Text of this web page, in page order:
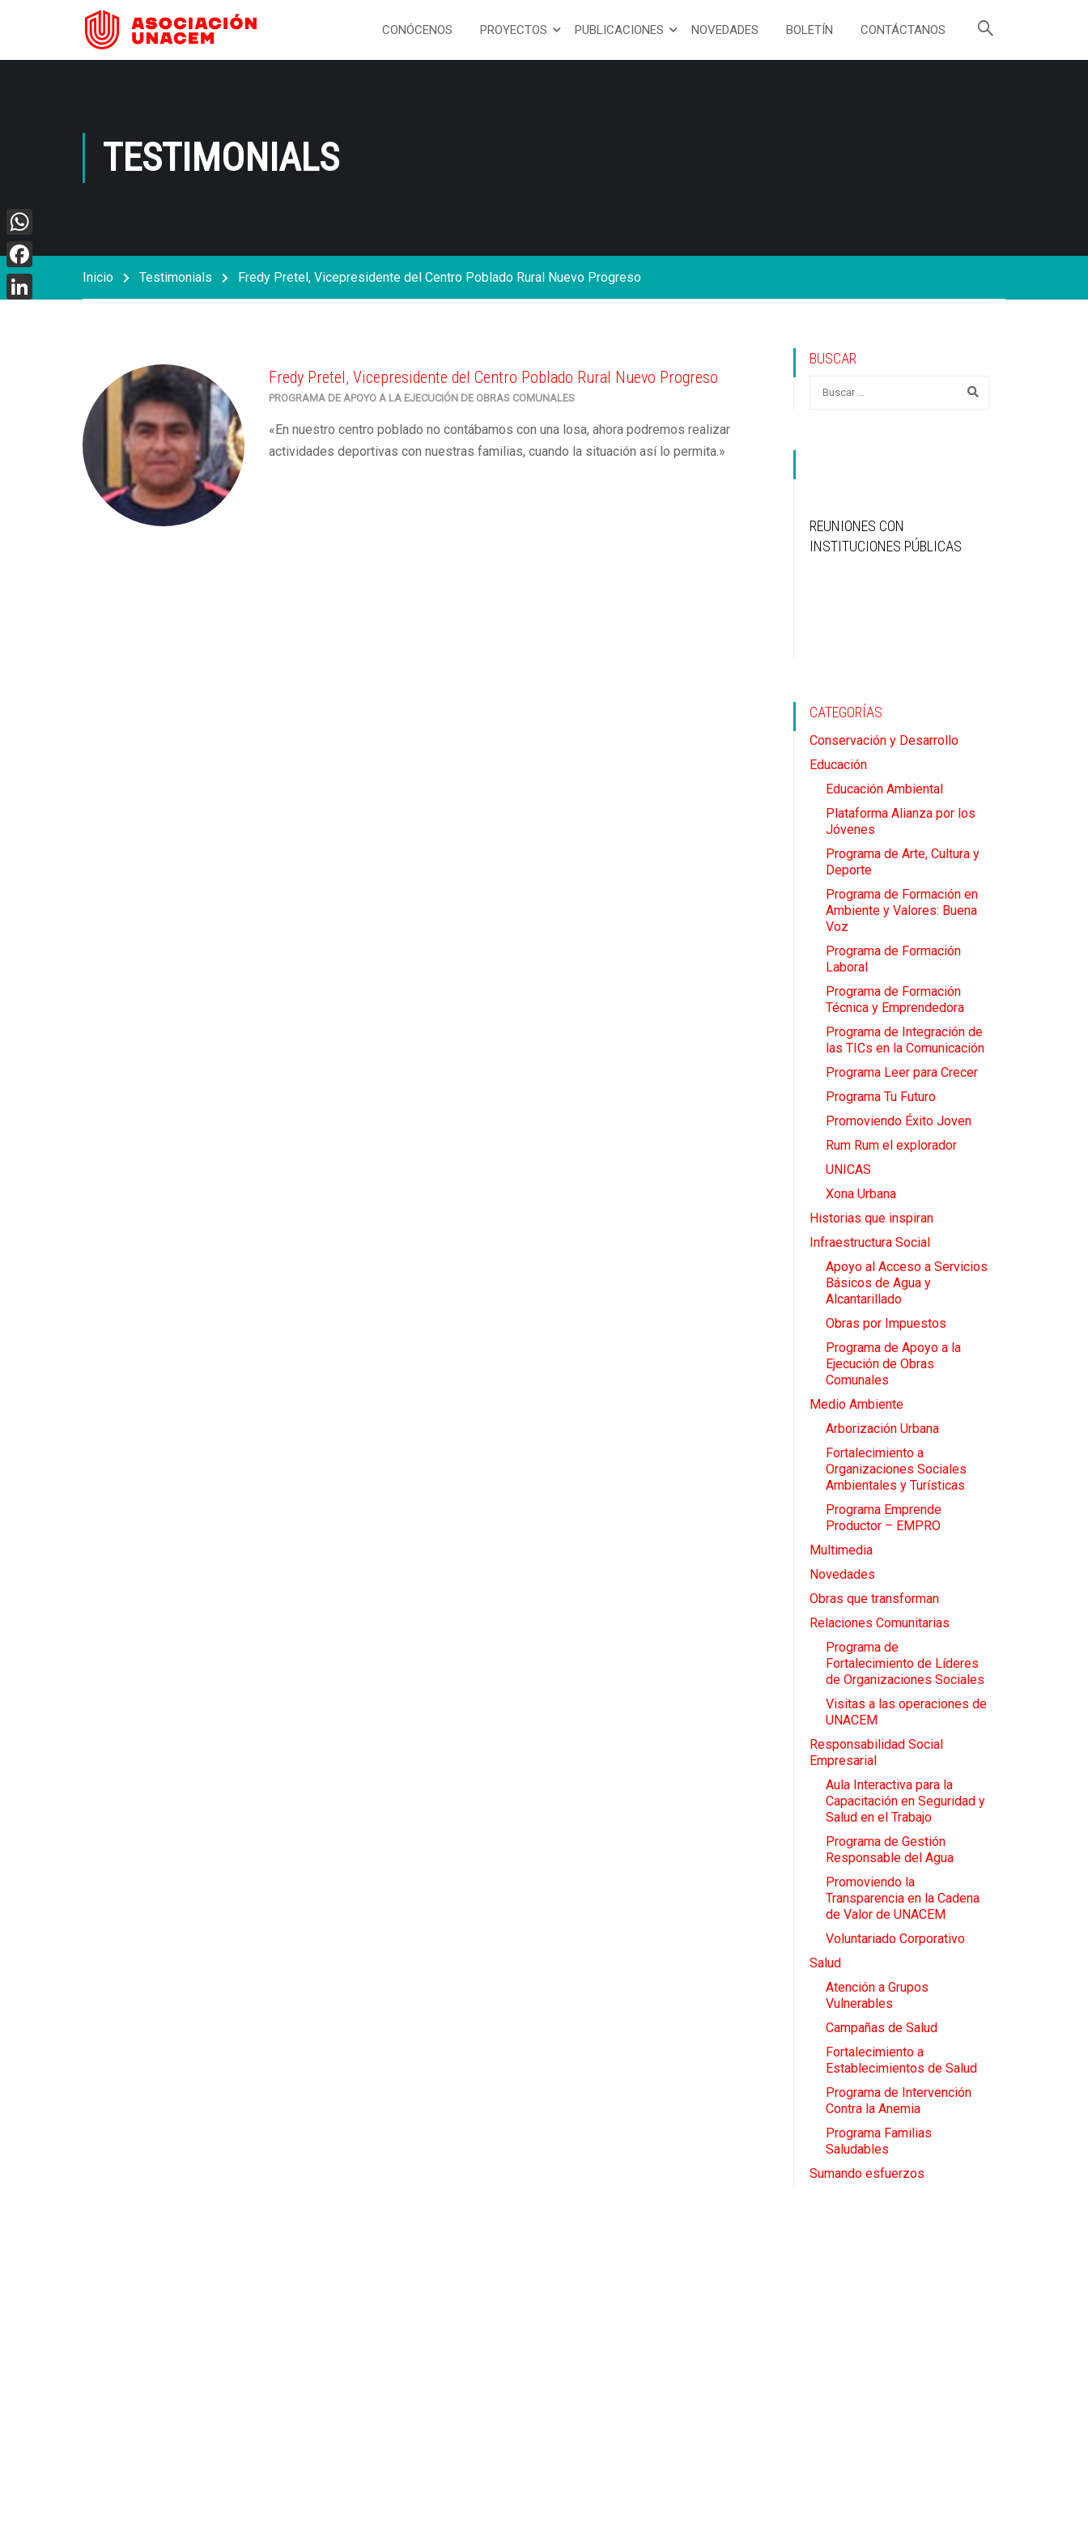
CONÓCENOS PROYECTOS PUBLICACIONES NOVEDADES BOLETÍN CONTÁCTANOS
TESTIMONIALS
Inicio Testimonials Fredy Pretel, Vicepresidente del Centro Poblado Rural Nuevo Progreso
Fredy Pretel, Vicepresidente del Centro Poblado Rural Nuevo Progreso
PROGRAMA DE APOYO A LA EJECUCIÓN DE OBRAS COMUNALES
«En nuestro centro poblado no contábamos con una losa, ahora podremos realizar
actividades deportivas con nuestras familias, cuando la situación así lo permita.»
BUSCAR
REUNIONES CON
INSTITUCIONES PÚBLICAS
CATEGORÍAS
Conservación y Desarrollo
Educación
Educación Ambiental
Plataforma Alianza por los
Jóvenes
Programa de Arte, Cultura y
Deporte
Programa de Formación en
Ambiente y Valores: Buena
Voz
Programa de Formación
Laboral
Programa de Formación
Técnica y Emprendedora
Programa de Integración de
las TICs en la Comunicación
Programa Leer para Crecer
Programa Tu Futuro
Promoviendo Éxito Joven
Rum Rum el explorador
UNICAS
Xona Urbana
Historias que inspiran
Infraestructura Social
Apoyo al Acceso a Servicios
Básicos de Agua y
Alcantarillado
Obras por Impuestos
Programa de Apoyo a la
Ejecución de Obras
Comunales
Medio Ambiente
Arborización Urbana
Fortalecimiento a
Organizaciones Sociales
Ambientales y Turísticas
Programa Emprende
Productor – EMPRO
Multimedia
Novedades
Obras que transforman
Relaciones Comunitarias
Programa de
Fortalecimiento de Líderes
de Organizaciones Sociales
Visitas a las operaciones de
UNACEM
Responsabilidad Social
Empresarial
Aula Interactiva para la
Capacitación en Seguridad y
Salud en el Trabajo
Programa de Gestión
Responsable del Agua
Promoviendo la
Transparencia en la Cadena
de Valor de UNACEM
Voluntariado Corporativo
Salud
Atención a Grupos
Vulnerables
Campañas de Salud
Fortalecimiento a
Establecimientos de Salud
Programa de Intervención
Contra la Anemia
Programa Familias
Saludables
Sumando esfuerzos
WhatsApp
Facebook